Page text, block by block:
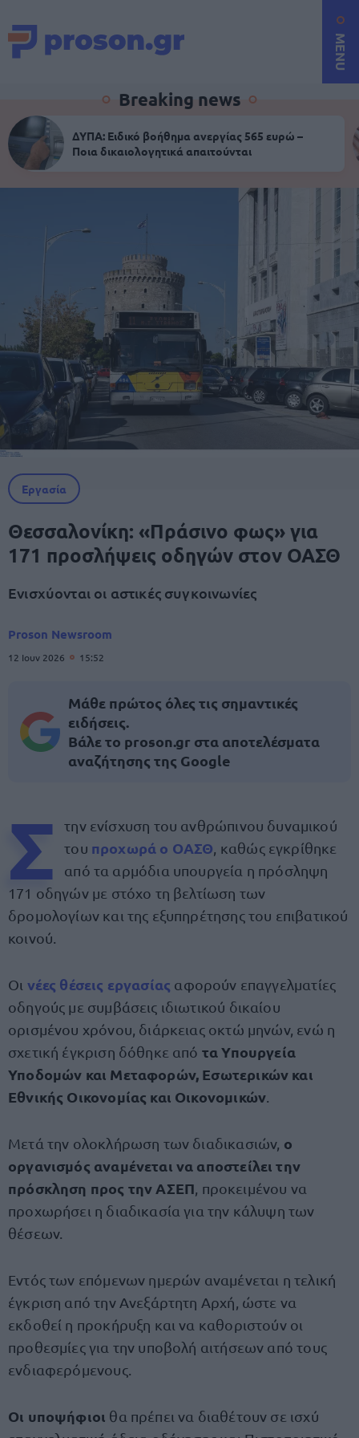
MENU
Breaking news
ΔΥΠΑ: Ειδικό βοήθημα ανεργίας 565 ευρώ –
Ποια δικαιολογητικά απαιτούνται
Εργασία
Θεσσαλονίκη: «Πράσινο φως» για
171 προσλήψεις οδηγών στον ΟΑΣΘ
Ενισχύονται οι αστικές συγκοινωνίες
Proson Newsroom
12 Ιουν 2026 15:52
Μάθε πρώτος όλες τις σημαντικές
ειδήσεις.
Βάλε το proson.gr στα αποτελέσματα
αναζήτησης της Google
Σ
την ενίσχυση του ανθρώπινου δυναμικού
του προχωρά ο ΟΑΣΘ , καθώς εγκρίθηκε
από τα αρμόδια υπουργεία η πρόσληψη
171 οδηγών με στόχο τη βελτίωση των
δρομολογίων και της εξυπηρέτησης του επιβατικού
κοινού.
Οι νέες θέσεις εργασίας αφορούν επαγγελματίες
οδηγούς με συμβάσεις ιδιωτικού δικαίου
ορισμένου χρόνου, διάρκειας οκτώ μηνών, ενώ η
σχετική έγκριση δόθηκε από τα Υπουργεία
Υποδομών και Μεταφορών, Εσωτερικών και
Εθνικής Οικονομίας και Οικονομικών
Μετά την ολοκλήρωση των διαδικασιών, ο
οργανισμός αναμένεται να αποστείλει την
πρόσκληση προς την ΑΣΕΠ , προκειμένου να
προχωρήσει η διαδικασία για την κάλυψη των
θέσεων.
Εντός των επόμενων ημερών αναμένεται η τελική
έγκριση από την Ανεξάρτητη Αρχή, ώστε να
εκδοθεί η προκήρυξη και να καθοριστούν οι
προθεσμίες για την υποβολή αιτήσεων από τους
ενδιαφερόμενους.
Οι υποψήφιοι θα πρέπει να διαθέτουν σε ισχύ